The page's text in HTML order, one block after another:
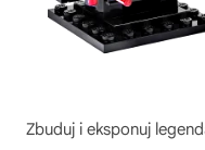
Zbuduj i eksponuj